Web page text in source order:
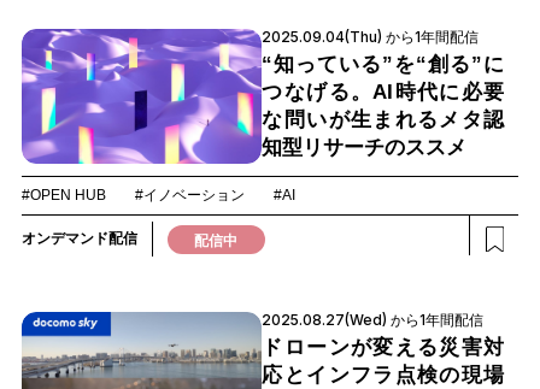
2025.09.04(Thu) から1年間配信
“知っている”を“創る”に
つなげる。AI時代に必要
な問いが生まれるメタ認
知型リサーチのススメ
#OPEN HUB #イノベーション #AI
オンデマンド配信 配信中
2025.08.27(Wed) から1年間配信
ドローンが変える災害対
応とインフラ点検の現場